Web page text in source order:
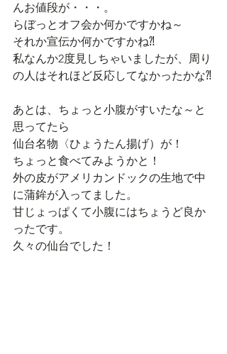
んお値段が・・・。
らぼっとオフ会か何かですかね～
それか宣伝か何かですかね⁈
私なんか2度見しちゃいましたが、周り
の人はそれほど反応してなかったかな⁈
あとは、ちょっと小腹がすいたな～と
思ってたら
仙台名物〈ひょうたん揚げ）が！
ちょっと食べてみようかと！
外の皮がアメリカンドックの生地で中
に蒲鉾が入ってました。
甘じょっぱくて小腹にはちょうど良か
ったです。
久々の仙台でした！